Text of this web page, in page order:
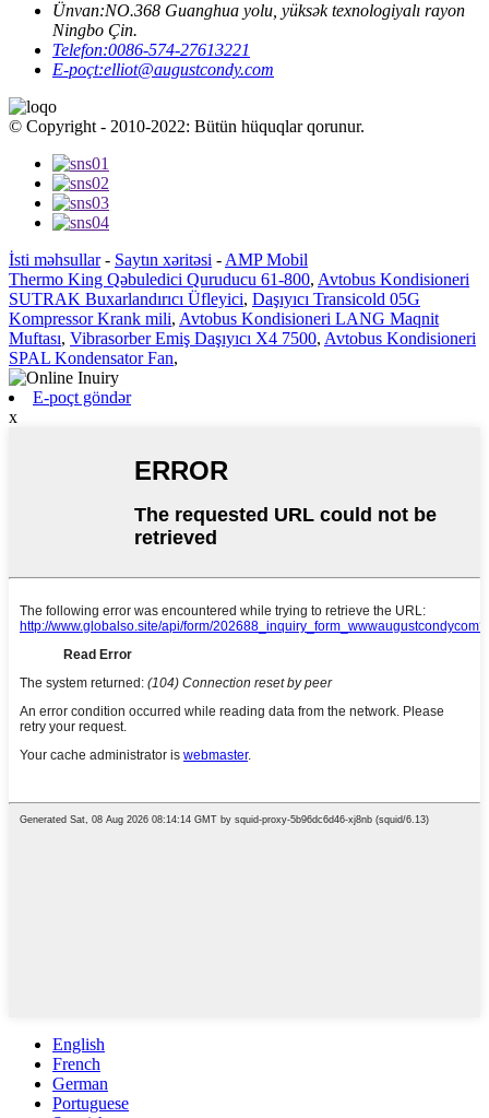
Ünvan:NO.368 Guanghua yolu, yüksək texnologiyalı rayon
Ningbo Çin.
Telefon:0086-574-27613221
E-poçt:elliot@augustcondy.com
© Copyright - 2010-2022: Bütün hüquqlar qorunur.
İsti məhsullar- Saytın xəritəsi - AMP Mobil
Thermo King Qəbuledici Quruducu 61-800, Avtobus Kondisioneri
SUTRAK Buxarlandırıcı Üfleyici, Daşıyıcı Transicold 05G
Kompressor Krank mili, Avtobus Kondisioneri LANG Maqnit
Muftası, Vibrasorber Emiş Daşıyıcı X4 7500, Avtobus Kondisioneri
SPAL Kondensator Fan,
E-poçt göndər
x
English
French
German
Portuguese